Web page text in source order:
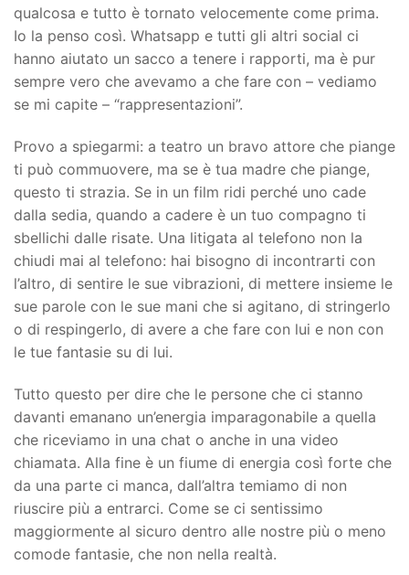
qualcosa e tutto è tornato velocemente come prima.
Io la penso così. Whatsapp e tutti gli altri social ci
hanno aiutato un sacco a tenere i rapporti, ma è pur
sempre vero che avevamo a che fare con – vediamo
se mi capite – “rappresentazioni”.
Provo a spiegarmi: a teatro un bravo attore che piange
ti può commuovere, ma se è tua madre che piange,
questo ti strazia. Se in un film ridi perché uno cade
dalla sedia, quando a cadere è un tuo compagno ti
sbellichi dalle risate. Una litigata al telefono non la
chiudi mai al telefono: hai bisogno di incontrarti con
l’altro, di sentire le sue vibrazioni, di mettere insieme le
sue parole con le sue mani che si agitano, di stringerlo
o di respingerlo, di avere a che fare con lui e non con
le tue fantasie su di lui.
Tutto questo per dire che le persone che ci stanno
davanti emanano un’energia imparagonabile a quella
che riceviamo in una chat o anche in una video
chiamata. Alla fine è un fiume di energia così forte che
da una parte ci manca, dall’altra temiamo di non
riuscire più a entrarci. Come se ci sentissimo
maggiormente al sicuro dentro alle nostre più o meno
comode fantasie, che non nella realtà.